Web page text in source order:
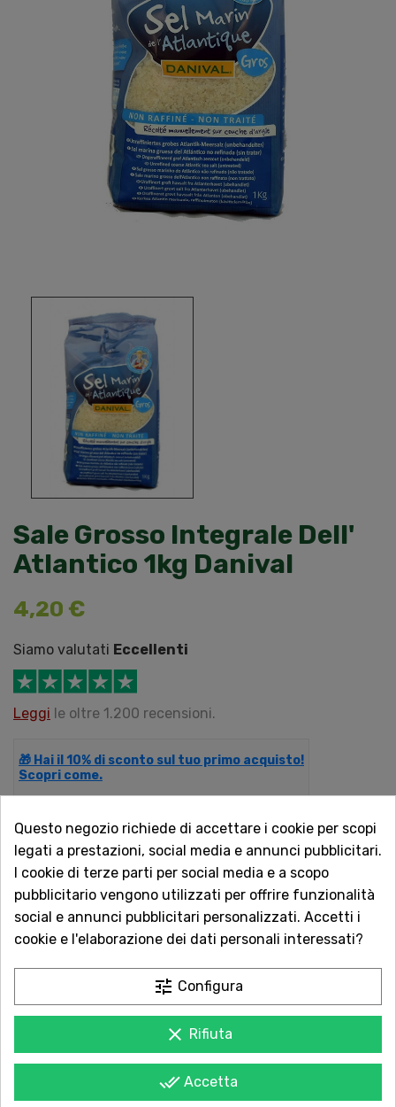
Sale Grosso Integrale Dell'
Atlantico 1kg Danival
4,20 €
Siamo valutati Eccellenti
Leggi le oltre 1.200 recensioni.
🎁 Hai il 10% di sconto sul tuo primo acquisto!
Scopri come.
QUANTITÀ
AGGIUNGI AL CARRELLO
Dal 1957 a Catania. Clicca e leggi le oltre
1.000 recensioni dei nostri clienti.
Questo negozio richiede di accettare i cookie per scopi
legati a prestazioni, social media e annunci pubblicitari.
I cookie di terze parti per social media e a scopo
pubblicitario vengono utilizzati per offrire funzionalità
social e annunci pubblicitari personalizzati. Accetti i
cookie e l'elaborazione dei dati personali interessati?
tune Configura
clear Rifiuta
done_all Accetta